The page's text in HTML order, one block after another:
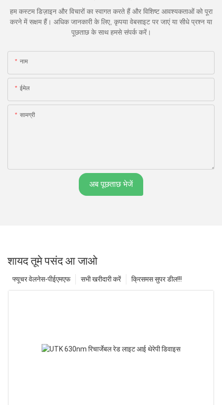
हम कस्टम डिज़ाइन और विचारों का स्वागत करते हैं और विशिष्ट आवश्यकताओं को पूरा
करने में सक्षम हैं। अधिक जानकारी के लिए, कृपया वेबसाइट पर जाएं या सीधे प्रश्न या
पूछताछ के साथ हमसे संपर्क करें।
नाम
ईमेल
सामग्री
अब पूछताछ भेजें
शायद तूमे पसंद आ जाओ
क्रिसमस सुपर डील!!!
सभी खरीदारी करें
फ्यूचर वेलनेस-पीईएमएफ